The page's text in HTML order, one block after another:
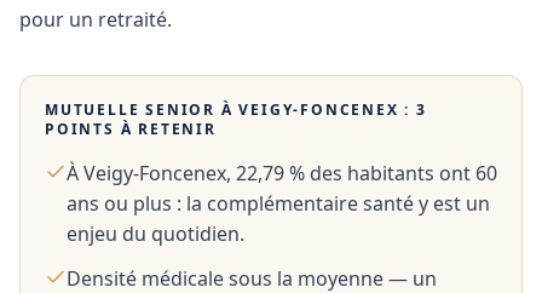
pour un retraité.
MUTUELLE SENIOR ÀVEIGY-FONCENEX : 3
POINTS À RETENIR
À Veigy-Foncenex, 22,79 % des habitants ont 60
ans ou plus : la complémentaire santé y est un
enjeu du quotidien.
Densité médicale sous la moyenne — un